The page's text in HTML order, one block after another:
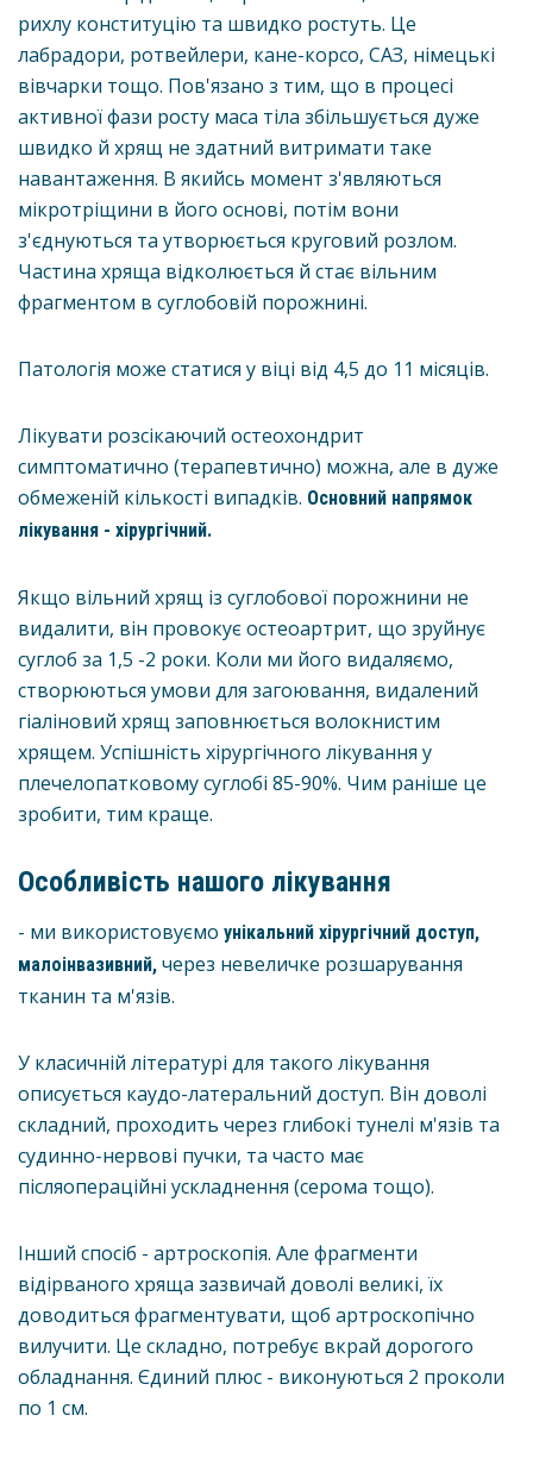
рихлу конституцію та швидко ростуть. Це
лабрадори, ротвейлери, кане-корсо, САЗ, німецькі
вівчарки тощо. Пов'язано з тим, що в процесі
активної фази росту маса тіла збільшується дуже
швидко й хрящ не здатний витримати таке
навантаження. В якийсь момент з'являються
мікротріщини в його основі, потім вони
з'єднуються та утворюється круговий розлом.
Частина хряща відколюється й стає вільним
фрагментом в суглобовій порожнині.
Патологія може статися у віці від 4,5 до 11 місяців.
Лікувати розсікаючий остеохондрит
симптоматично (терапевтично) можна, але в дуже
обмеженій кількості випадків. Основний напрямок
лікування - хірургічний.
Якщо вільний хрящ із суглобової порожнини не
видалити, він провокує остеоартрит, що зруйнує
суглоб за 1,5 -2 роки. Коли ми його видаляємо,
створюються умови для загоювання, видалений
гіаліновий хрящ заповнюється волокнистим
хрящем. Успішність хірургічного лікування у
плечелопатковому суглобі 85-90%. Чим раніше це
зробити, тим краще.
Особливість нашого лікування
- ми використовуємо унікальний хірургічний доступ,
малоінвазивний, через невеличке розшарування
тканин та м'язів.
У класичній літературі для такого лікування
описується каудо-латеральний доступ. Він доволі
складний, проходить через глибокі тунелі м'язів та
судинно-нервові пучки, та часто має
післяопераційні ускладнення (серома тощо).
Інший спосіб - артроскопія. Але фрагменти
відірваного хряща зазвичай доволі великі, їх
доводиться фрагментувати, щоб артроскопічно
вилучити. Це складно, потребує вкрай дорогого
обладнання. Єдиний плюс - виконуються 2 проколи
по 1 см.